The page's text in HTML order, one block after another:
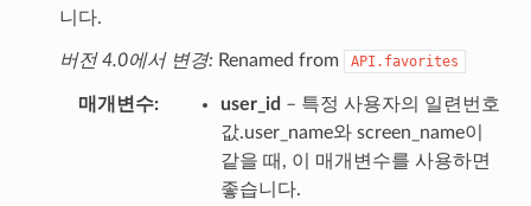
니다.
버전 4.0에서 변경: Renamed from API.favorites
매개변수 user_id – 특정 사용자의 일련번호
값.user_name와 screen_name이
같을 때, 이 매개변수를 사용하면
좋습니다.